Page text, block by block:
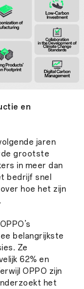
en
jaren
grootste
in meer dan
bedrijf snel
hoe het zijn
belangrijkste
Ze
62% en
OPPO zijn
het